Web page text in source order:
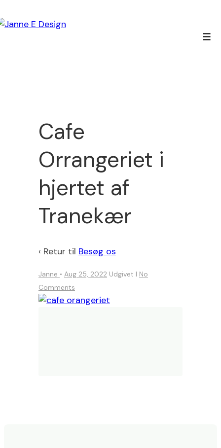
Hop
Cafe
Orrangeriet i
hjertet af
Tranekær
‹ Retur til Besøg os
Janne • Aug 25, 2022 Udgivet I No
Comments